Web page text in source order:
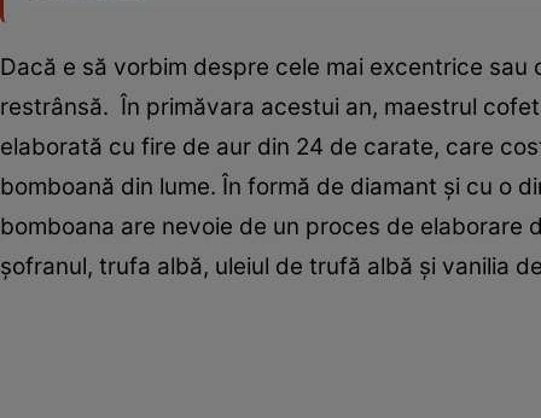
Dacă e să vorbim despre cele mai excentrice
restrânsă. În primăvara acestui an, maestrul
elaborată cu fire de aur din 24 de carate, care
bomboană din lume. În formă de diamant şi cu o
bomboana are nevoie de un proces de
şofranul, trufa albă, uleiul de trufă albă şi vanilia